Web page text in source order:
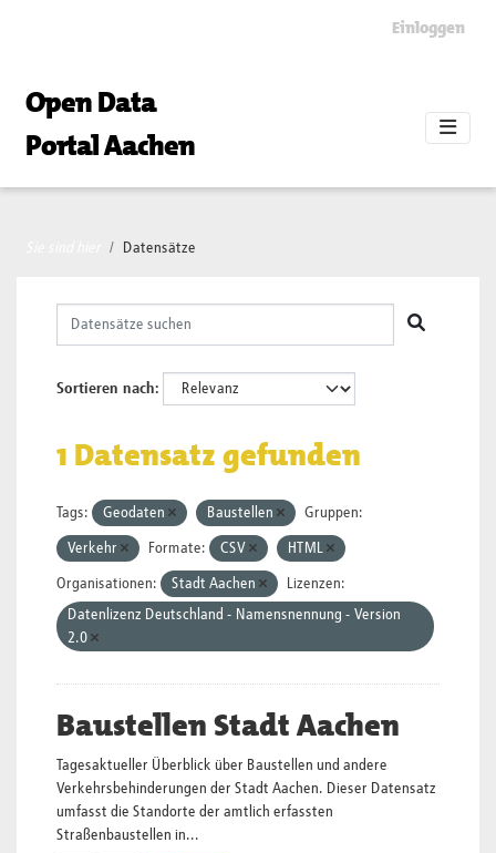
Einloggen
Open Data
Portal Aachen
Datensätze
Sortieren nach
1 Datensatz gefunden
Tags: Geodaten Baustellen Gruppen:
Verkehr Formate: CSV HTML
Organisationen: Stadt Aachen
Lizenzen:
Datenlizenz Deutschland - Namensnennung - Version
2.0
Baustellen Stadt Aachen
Tagesaktueller Überblick über Baustellen und andere
Verkehrsbehinderungen der Stadt Aachen. Dieser Datensatz
umfasst die Standorte der amtlich erfassten
Straßenbaustellen in...